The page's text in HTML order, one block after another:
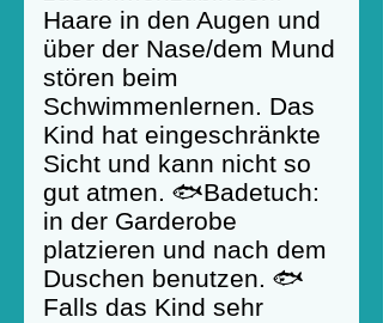
Haare in den Augen und
über der Nase/dem Mund
stören beim
Schwimmenlernen. Das
Kind hat eingeschränkte
Sicht und kann nicht so
gut atmen. 🐟Badetuch:
in der Garderobe
platzieren und nach dem
Duschen benutzen. 🐟
Falls das Kind sehr